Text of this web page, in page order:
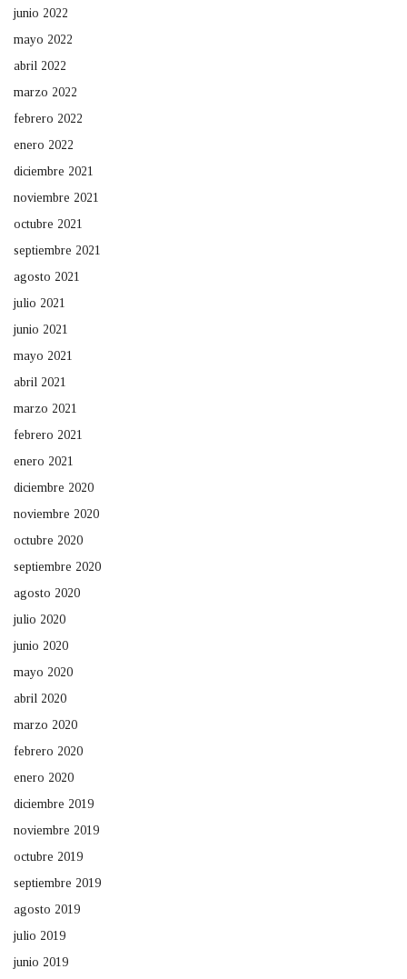
junio 2022
mayo 2022
abril 2022
marzo 2022
febrero 2022
enero 2022
diciembre 2021
noviembre 2021
octubre 2021
septiembre 2021
agosto 2021
julio 2021
junio 2021
mayo 2021
abril 2021
marzo 2021
febrero 2021
enero 2021
diciembre 2020
noviembre 2020
octubre 2020
septiembre 2020
agosto 2020
julio 2020
junio 2020
mayo 2020
abril 2020
marzo 2020
febrero 2020
enero 2020
diciembre 2019
noviembre 2019
octubre 2019
septiembre 2019
agosto 2019
julio 2019
junio 2019